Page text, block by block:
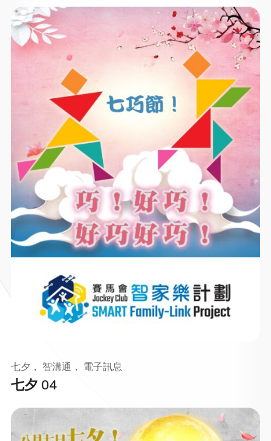
七夕 04
七夕， 智溝通， 電子訊息